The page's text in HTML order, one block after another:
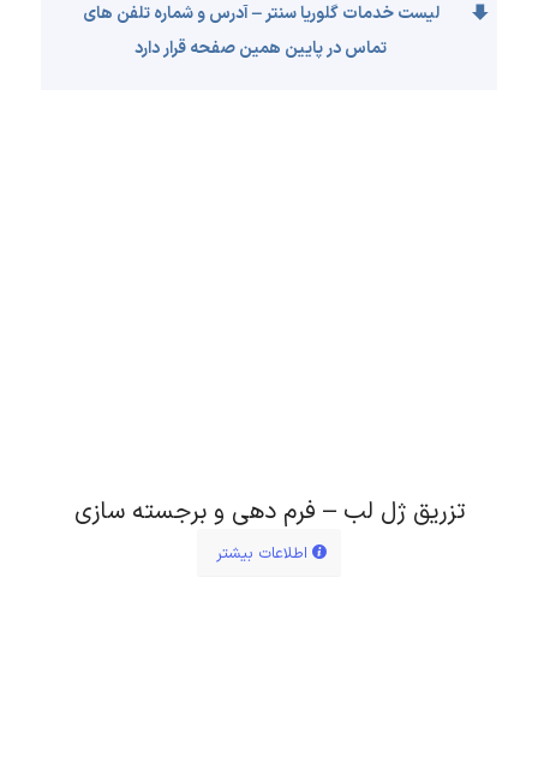
لیست خدمات گلوریا سنتر – آدرس و شماره تلفن های
تماس در پایین همین صفحه قرار دارد
تزریق ژل لب – فرم دهی و برجسته سازی
اطلاعات بیشتر